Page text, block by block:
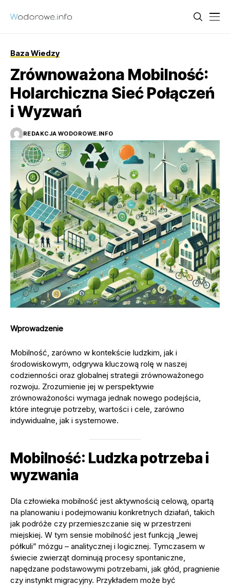
Baza Wiedzy
Zrównoważona Mobilność:
Holarchiczna Sieć Połączeń
i Wyzwań
REDAKCJA WODOROWE.INFO
Wprowadzenie
Mobilność, zarówno w kontekście ludzkim, jak i
środowiskowym, odgrywa kluczową rolę w naszej
codzienności oraz globalnej strategii zrównoważonego
rozwoju. Zrozumienie jej w perspektywie
zrównoważoności wymaga jednak nowego podejścia,
które integruje potrzeby, wartości i cele, zarówno
indywidualne, jak i systemowe.
Mobilność: Ludzka potrzeba i
wyzwania
Dla człowieka mobilność jest aktywnością celową, opartą
na planowaniu i podejmowaniu konkretnych działań, takich
jak podróże czy przemieszczanie się w przestrzeni
miejskiej. W tym sensie mobilność jest funkcją „lewej
półkuli” mózgu – analitycznej i logicznej. Tymczasem w
świecie zwierząt dominują procesy spontaniczne,
napędzane podstawowymi potrzebami, jak głód, pragnienie
czy instynkt migracyjny. Przykładem może być